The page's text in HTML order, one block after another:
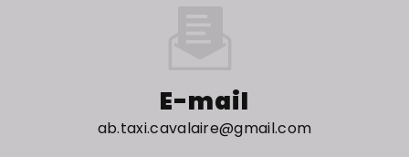
E-mail
ab.taxi.cavalaire@gmail.com